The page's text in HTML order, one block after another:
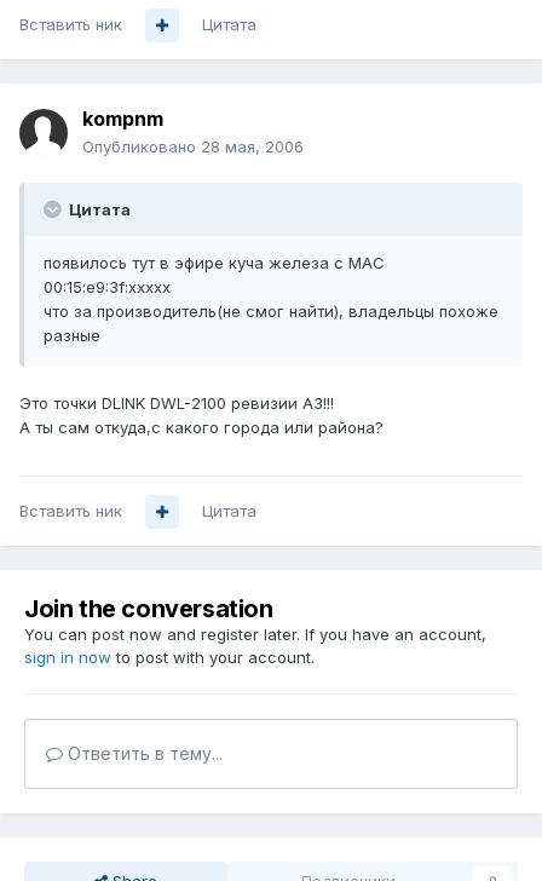
Вставить ник Цитата
kompnm
Опубликовано 28 мая, 2006
Цитата
появилось тут в эфире куча железа с MAC
00:15:e9:3f:xxxxx
что за производитель(не смог найти), владельцы похоже
разные
Это точки DLINK DWL-2100 ревизии A3!!!
А ты сам откуда,с какого города или района?
Вставить ник Цитата
Join the conversation
You can post now and register later. If you have an account,
sign in now to post with your account.
Ответить в тему...